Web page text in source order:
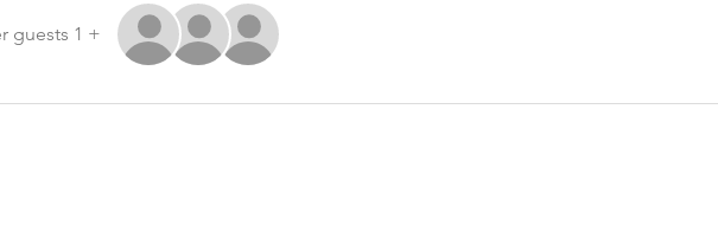
+ 1 other guests